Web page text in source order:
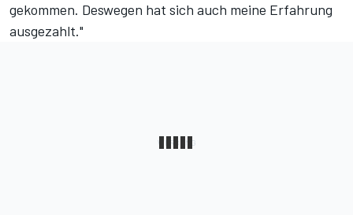
gekommen. Deswegen hat sich auch meine Erfahrung
ausgezahlt."